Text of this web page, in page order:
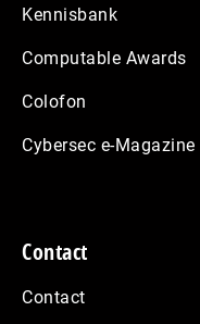
Kennisbank
Computable Awards
Colofon
Cybersec e-Magazine
Contact
Contact